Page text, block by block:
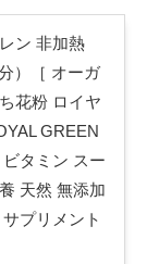
ン 非加熱
）［ オーガ
花粉 ロイヤ
GREEN
タミン スー
天然 無添加
プリメント